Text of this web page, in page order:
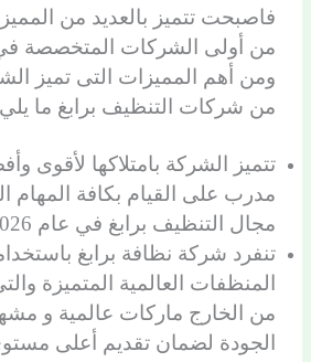
فاصبحت تتميز بالعديد من
من أولى الشركات المتخصصة
ومن أهم المميزات التى تميز
من شركات التنظيف برابغ ما
تتميز الشركة بامتلاكها لأقوى
مدرب على القيام بكافة المهام
مجال التنظيف برابغ في عام 2026.
تنفرد شركة نظافة برابغ
المنظفات العالمية المتميزة
من الخارج ماركات عالمية و
الجودة لضمان تقديم أعلى